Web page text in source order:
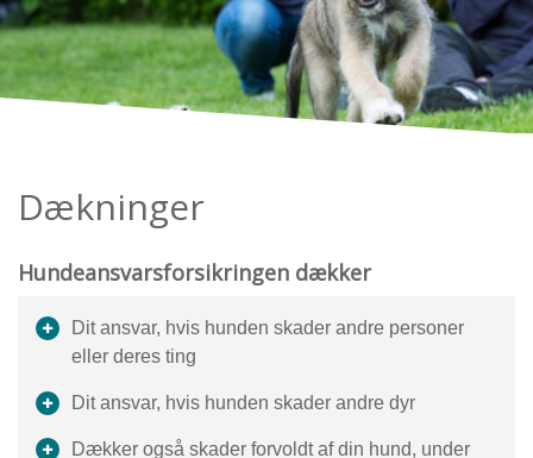
Dækninger
Hundeansvarsforsikringen dækker
Dit ansvar, hvis hunden skader andre personer
eller deres ting
Dit ansvar, hvis hunden skader andre dyr
Dækker også skader forvoldt af din hund, under